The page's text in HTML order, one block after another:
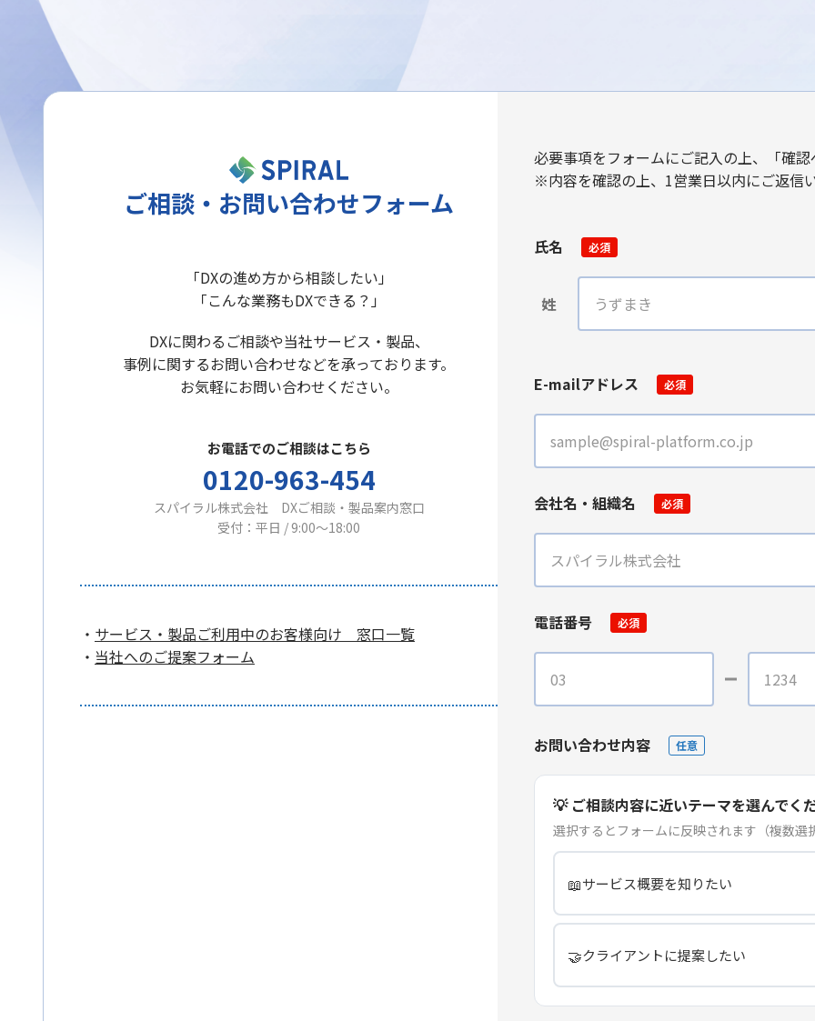
ご相談・お問い合わせフォーム
「DXの進め方から相談したい」
「こんな業務もDXできる？」
DXに関わるご相談や当社サービス・製品、
事例に関するお問い合わせなどを承っております。
お気軽にお問い合わせください。
お電話でのご相談はこちら
0120-963-454
スパイラル株式会社 DXご相談・製品案内窓口
受付：平日 / 9:00〜18:00
・ サービス・製品ご利用中のお客様向け 窓口一覧
・ 当社へのご提案フォーム
必要事項をフォームにご記入の上、「確
※内容を確認の上、1営業日以内にご返信
氏名 必須
姓
E-mailアドレス 必須
会社名・組織名 必須
電話番号 必須
お問い合わせ内容 任意
💡 ご相談内容に近いテーマを選んでく
選択するとフォームに反映されます（複数選
📖サービス概要を知りたい
🤝クライアントに提案したい